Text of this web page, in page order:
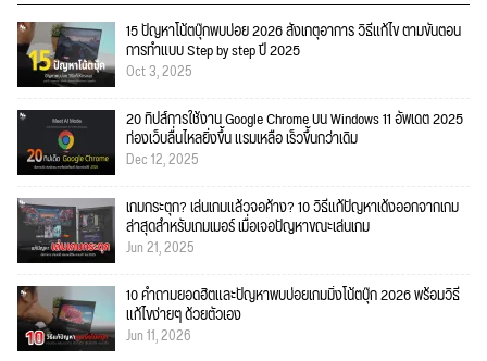
15 ปัญหาโน้ตบุ๊กพบบ่อย 2026 สังเกตุอาการ วิธีแก้ไข ตามขั้นตอน
การทำแบบ Step by step ปี 2025
Oct 3, 2025
20 ทิปส์การใช้งาน Google Chrome บน Windows 11 อัพเดต 2025
ท่องเว็บลื่นไหลยิ่งขึ้น แรมเหลือ เร็วขึ้นกว่าเดิม
Dec 12, 2025
เกมกระตุก? เล่นเกมแล้วจอค้าง? 10 วิธีแก้ปัญหาเด้งออกจากเกม
ล่าสุดสำหรับเกมเมอร์ เมื่อเจอปัญหาขณะเล่นเกม
Jun 21, 2025
10 คำถามยอดฮิตและปัญหาพบบ่อยเกมมิ่งโน้ตบุ๊ก 2026 พร้อมวิธี
แก้ไขง่ายๆ ด้วยตัวเอง
Jun 11, 2026